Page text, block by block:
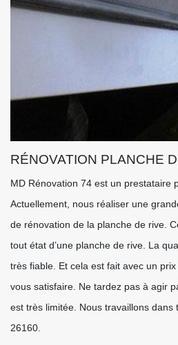
RÉNOVATION PLANCHE
MD Rénovation 74 est un prestataire
Actuellement, nous réaliser une
de rénovation de la planche de rive.
tout état d’une planche de rive. La
très fiable. Et cela est fait avec un
vous satisfaire. Ne tardez pas à agir
est très limitée. Nous travaillons dans
26160.